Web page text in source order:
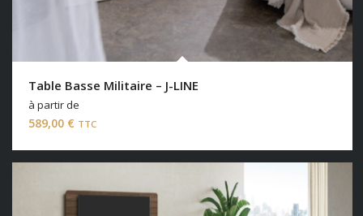
Table Basse Militaire – J-LINE
à partir de
589,00 € TTC